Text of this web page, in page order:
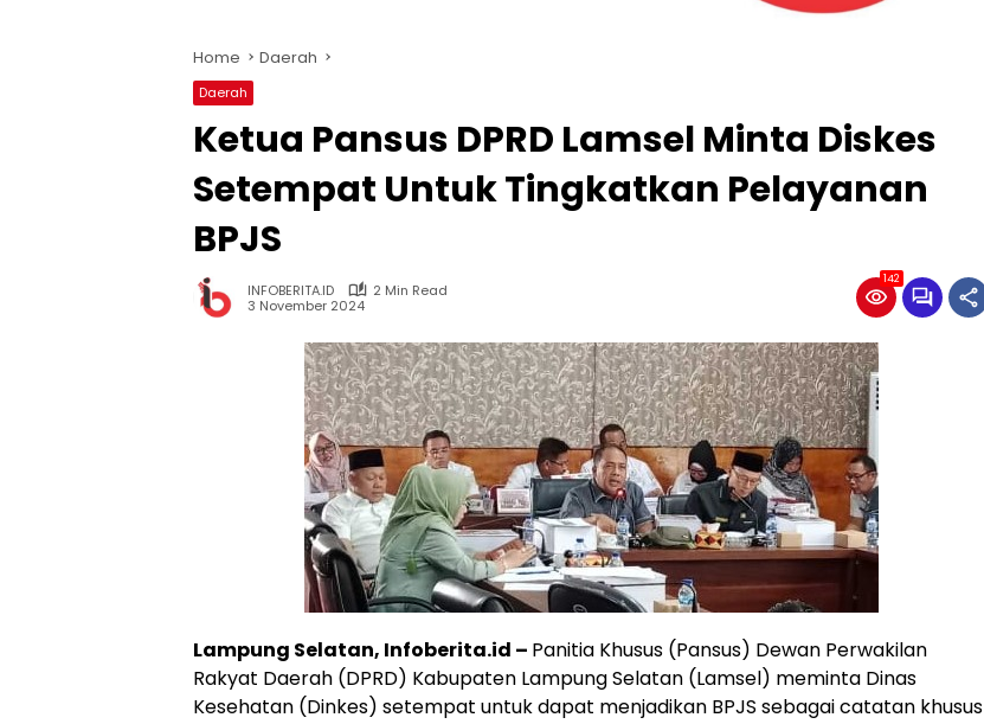
Home Daerah
Daerah
Ketua Pansus DPRD Lamsel Minta Diskes
Setempat Untuk Tingkatkan Pelayanan
BPJS
INFOBERITA.ID
2 Min Read
3 November 2024
142
Lampung Selatan, Infoberita.id – Panitia Khusus (Pansus) Dewan Perwakilan
Rakyat Daerah (DPRD) Kabupaten Lampung Selatan (Lamsel) meminta Dinas
Kesehatan (Dinkes) setempat untuk dapat menjadikan BPJS sebagai catatan khusus